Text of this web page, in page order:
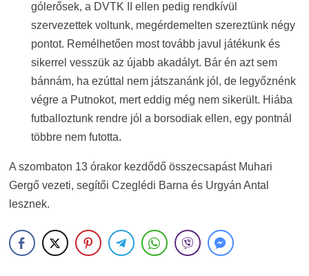
gólerősek, a DVTK II ellen pedig rendkívül
szervezettek voltunk, megérdemelten szereztünk négy
pontot. Remélhetően most tovább javul játékunk és
sikerrel vesszük az újabb akadályt. Bár én azt sem
bánnám, ha ezúttal nem játszanánk jól, de legyőznénk
végre a Putnokot, mert eddig még nem sikerült. Hiába
futballoztunk rendre jól a borsodiak ellen, egy pontnál
többre nem futotta.
A szombaton 13 órakor kezdődő összecsapást Muhari
Gergő vezeti, segítői Czeglédi Barna és Urgyán Antal
lesznek.